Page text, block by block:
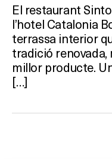
El restaurant
l’hotel Catalonia
terrassa interior
tradició renovada,
millor producte.
[…]